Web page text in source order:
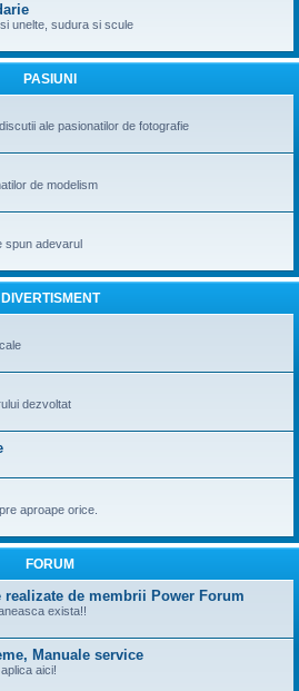
unelte, sudura si scule
PASIUNI
ale pasionatilor de fotografie
de modelism
spun adevarul
DIVERTISMENT
dezvoltat
aproape orice.
FORUM
realizate de membrii Power Forum
exista!!
Manuale service
aici!